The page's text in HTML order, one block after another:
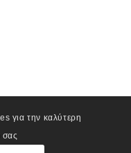
για την καλύτερη
σας